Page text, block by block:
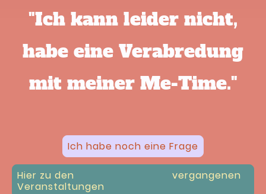
"Ich kann leider nicht,
habe eine Verabredung
mit meiner Me-Time."
Ich habe noch eine Frage
Hier zu den vergangenen
Veranstaltungen